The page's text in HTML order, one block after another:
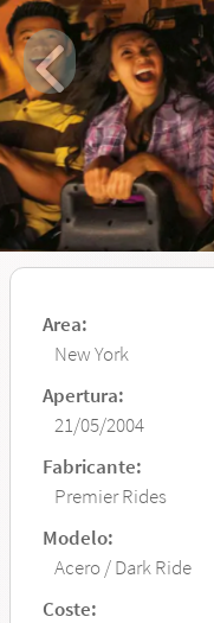
Area:
New York
Apertura:
21/05/2004
Fabricante:
Premier Rides
Modelo:
Acero / Dark Ride
Coste: